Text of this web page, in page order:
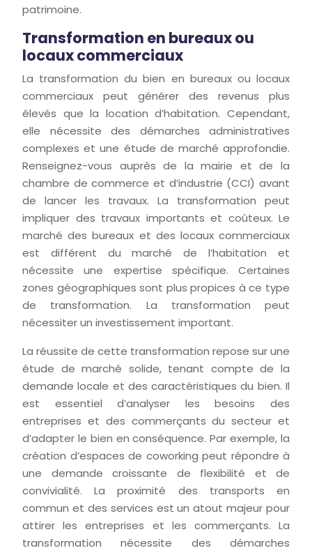
patrimoine.
Transformation en bureaux ou
locaux commerciaux
La transformation du bien en bureaux ou locaux
commerciaux peut générer des revenus plus
élevés que la location d’habitation. Cependant,
elle nécessite des démarches administratives
complexes et une étude de marché approfondie.
Renseignez-vous auprès de la mairie et de la
chambre de commerce et d’industrie (CCI) avant
de lancer les travaux. La transformation peut
impliquer des travaux importants et coûteux. Le
marché des bureaux et des locaux commerciaux
est différent du marché de l’habitation et
nécessite une expertise spécifique. Certaines
zones géographiques sont plus propices à ce type
de transformation. La transformation peut
nécessiter un investissement important.
La réussite de cette transformation repose sur une
étude de marché solide, tenant compte de la
demande locale et des caractéristiques du bien. Il
est essentiel d’analyser les besoins des
entreprises et des commerçants du secteur et
d’adapter le bien en conséquence. Par exemple, la
création d’espaces de coworking peut répondre à
une demande croissante de flexibilité et de
convivialité. La proximité des transports en
commun et des services est un atout majeur pour
attirer les entreprises et les commerçants. La
transformation nécessite des démarches